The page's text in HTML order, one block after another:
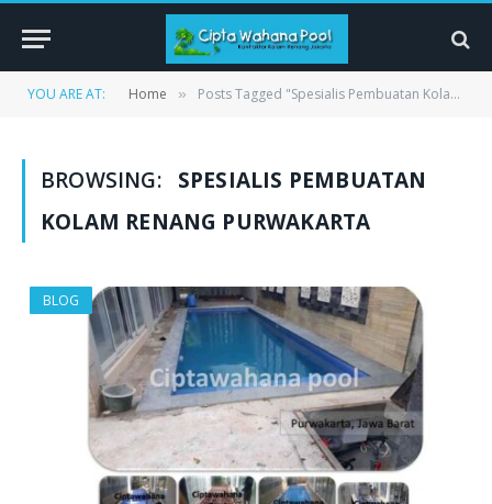
YOU ARE AT: Home » Posts Tagged "Spesialis Pembuatan Kolam Renang Purwakarta"
BROWSING:
SPESIALIS PEMBUATAN
KOLAM RENANG PURWAKARTA
BLOG